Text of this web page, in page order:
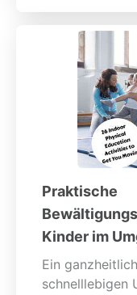
Umgang mit
Zuhören und
Requisiten
umfassen,
aufbauen:
Vorschulkinder
entwickeln.
weitergeben“
Schatzsuchen
Praktische
Kinder im
Ein
schnelllebigen